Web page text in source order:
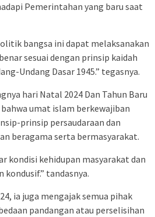
Pemerintahan yang baru saat
bangsa ini dapat melaksanakan
sesuai dengan prinsip kaidah
Undang Dasar 1945.” tegasnya.
hari Natal 2024 Dan Tahun Baru
umat islam berkewajiban
prinsip persaudaraan dan
beragama serta bermasyarakat.
kondisi kehidupan masyarakat dan
tandasnya.
ia juga mengajak semua pihak
pandangan atau perselisihan